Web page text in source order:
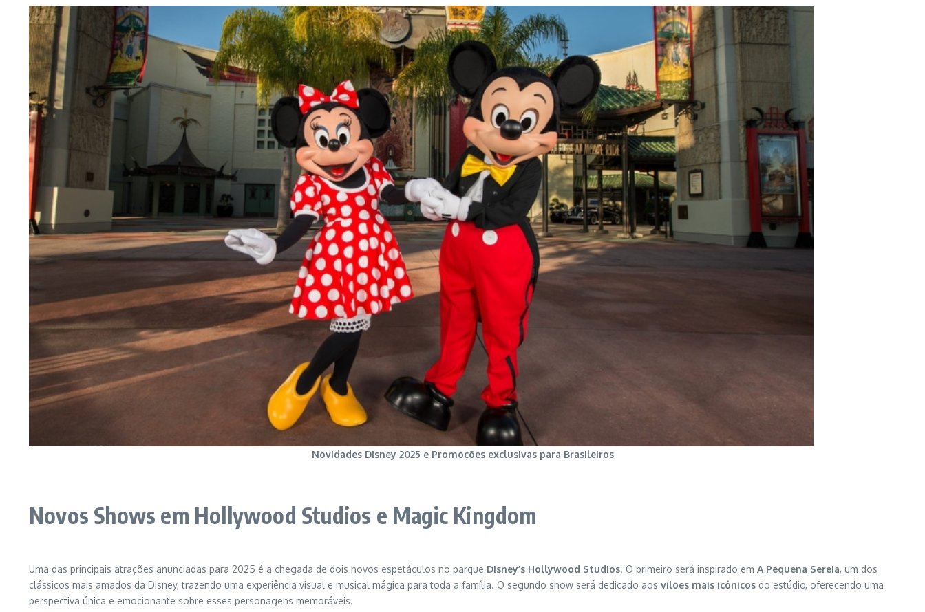
Novidades Disney 2025 e Promoções exclusivas para Brasileiros
Novos Shows em Hollywood Studios e Magic Kingdom
Uma das principais atrações anunciadas para 2025 é a chegada de dois novos espetáculos no parque Disney’s Hollywood Studios. O primeiro será inspirado em A Pequena Sereia, um dos
clássicos mais amados da Disney, trazendo uma experiência visual e musical mágica para toda a família. O segundo show será dedicado aos vilões mais icônicos do estúdio, oferecendo uma
perspectiva única e emocionante sobre esses personagens memoráveis.